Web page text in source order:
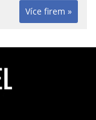
Více firem »